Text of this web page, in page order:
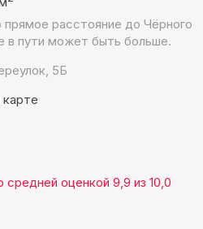
прямое расстояние до Чёрного
в пути может быть больше.
5Б
средней оценкой 9,9 из 10,0